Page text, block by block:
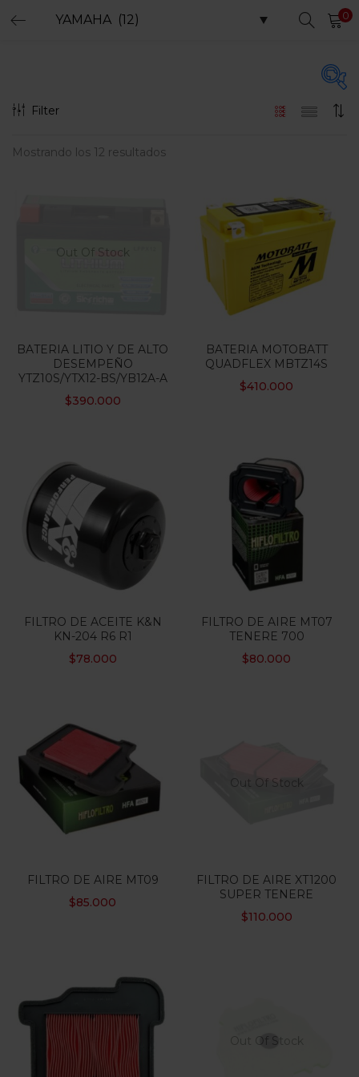
0
En oferta (15)
Categorias
Categorias
Filter
Mostrando los 12 resultados
Out Of Stock
BATERIA LITIO Y DE ALTO
DESEMPEÑO
YTZ10S/YTX12-BS/YB12A-A
$390.000
BATERIA MOTOBATT
QUADFLEX MBTZ14S
$410.000
FILTRO DE ACEITE K&N
KN-204 R6 R1
$78.000
FILTRO DE AIRE MT07
TENERE 700
$80.000
FILTRO DE AIRE MT09
$85.000
Out Of Stock
FILTRO DE AIRE XT1200
SUPER TENERE
$110.000
Out Of Stock
LOGIN REGISTER
Remember me
Lost password?